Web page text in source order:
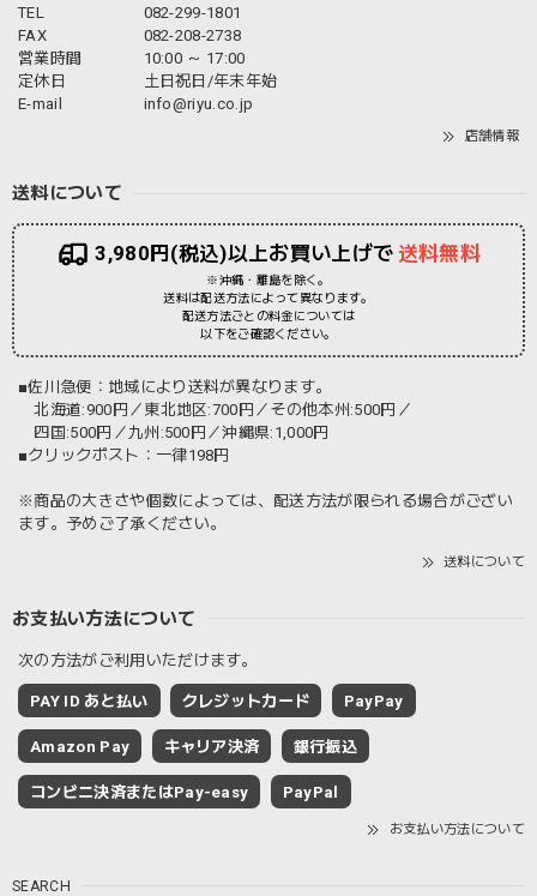
TEL
082-299-1801
FAX
082-208-2738
営業時間
10:00 ～ 17:00
定休日
土日祝日/年末年始
E-mail
info@riyu.co.jp
店舗情報
送料について
3,980円(税込)以上お買い上げで 送料無料
※沖縄・離島を除く。
送料は配送方法によって異なります。
配送方法ごとの料金については
以下をご確認ください。
■佐川急便：地域により送料が異なります。
北海道:900円／東北地区:700円／その他本州:500円／
四国:500円／九州:500円／沖縄県:1,000円
■クリックポスト：一律198円
※商品の大きさや個数によっては、配送方法が限られる場合がござい
ます。予めご了承ください。
送料について
お支払い方法について
次の方法がご利用いただけます。
PAY ID あと払い クレジットカード PayPay
Amazon Pay キャリア決済 銀行振込
コンビニ決済またはPay-easy PayPal
お支払い方法について
SEARCH